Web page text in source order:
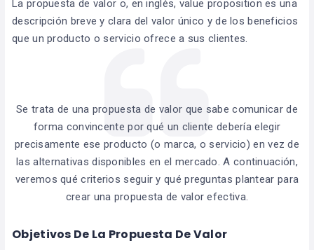
La propuesta de valor o, en inglés, value proposition es una
descripción breve y clara del valor único y de los beneficios
que un producto o servicio ofrece a sus clientes.
Se trata de una propuesta de valor que sabe comunicar de
forma convincente por qué un cliente debería elegir
precisamente ese producto (o marca, o servicio) en vez de
las alternativas disponibles en el mercado. A continuación,
veremos qué criterios seguir y qué preguntas plantear para
crear una propuesta de valor efectiva.
Objetivos De La Propuesta De Valor